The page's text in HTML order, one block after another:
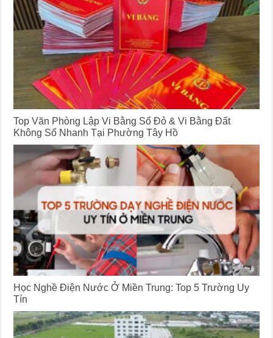
Top Văn Phòng Lập Vi Bằng Sổ Đỏ & Vi Bằng Đất
Không Sổ Nhanh Tại Phường Tây Hồ
Học Nghề Điện Nước Ở Miền Trung: Top 5 Trường Uy
Tín